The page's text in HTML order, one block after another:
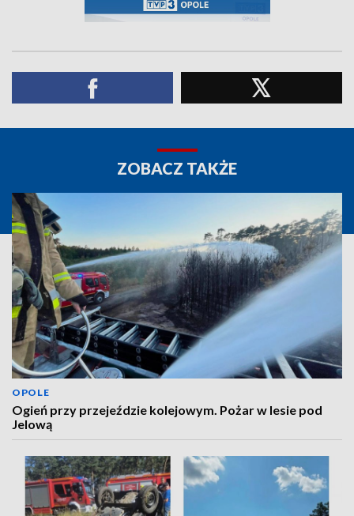
ZOBACZ TAKŻE
OPOLE
Ogień przy przejeździe kolejowym. Pożar w lesie pod
Jelową